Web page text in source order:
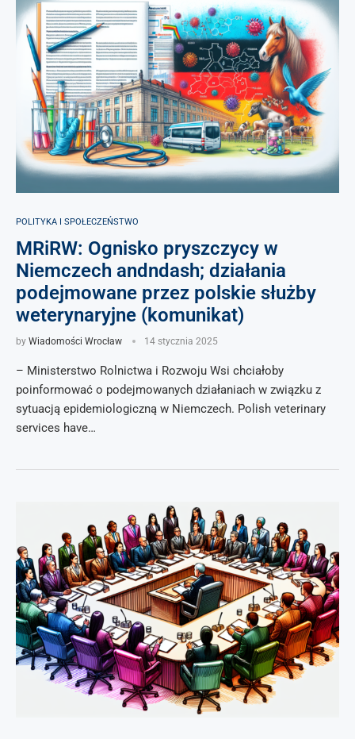
POLITYKA I SPOŁECZEŃSTWO
MRiRW: Ognisko pryszczycy w
Niemczech andndash; działania
podejmowane przez polskie służby
weterynaryjne (komunikat)
by Wiadomości Wrocław 14 stycznia 2025
– Ministerstwo Rolnictwa i Rozwoju Wsi chciałoby
poinformować o podejmowanych działaniach w związku z
sytuacją epidemiologiczną w Niemczech. Polish veterinary
services have…